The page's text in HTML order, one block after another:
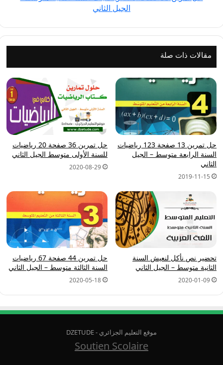
الثاني
الجيل الثاني
مقالات ذات صلة
حل تمرين 13 صفحة 123 رياضيات
السنة الرابعة متوسط – الجيل
الثاني
2019-11-15
حل تمرين 36 صفحة 20 رياضيات
للسنة الأولى متوسط الجيل الثاني
2020-08-29
تحضير نص نأكل لنعيش السنة
الثانية متوسط – الجيل الثاني
2020-01-09
حل تمرين 44 صفحة 67 رياضيات
السنة الثالثة متوسط – الجيل الثاني
2020-05-18
موقع التعليم الجزائري - DZETUDE
Soutien Scolaire